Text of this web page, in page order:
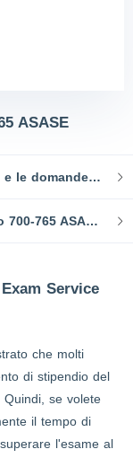
ASASE
1.Che cosa sono le simulazione d esame e le domande d'esame Cisco 700-765 ASASE?
2.Argomenti d'esame dettagliati per Cisco 700-765 ASASE:
Service
che molti
di stipendio del
se volete
il tempo di
l'esame al